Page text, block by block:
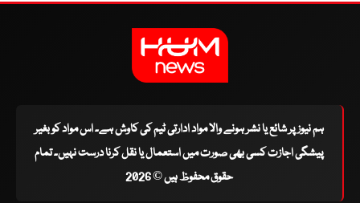
ہم نیوز پر شائع یا نشر ہونے والا مواد ادارتی ٹیم کی کاوش ہے۔ اس مواد کو بغیر
پیشگی اجازت کسی بھی صورت میں استعمال یا نقل کرنا درست نہیں۔ تمام
حقوق محفوظ ہیں © 2026